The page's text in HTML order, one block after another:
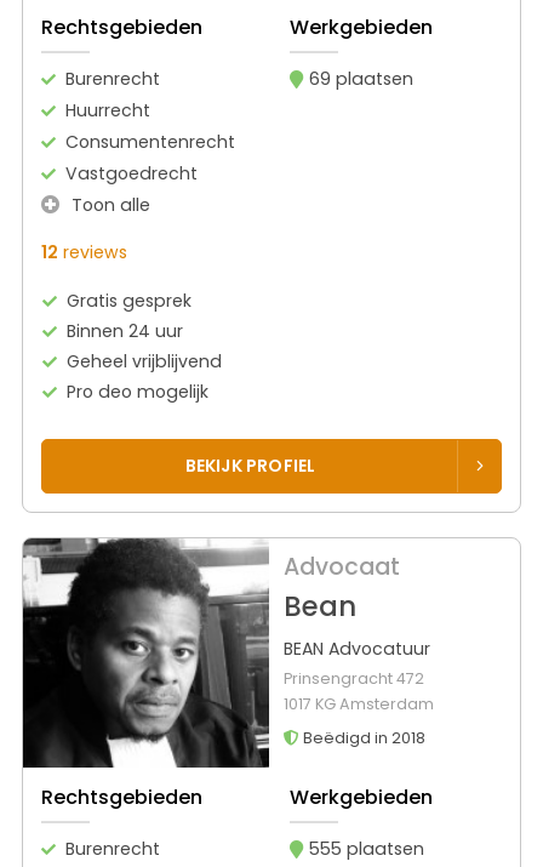
Rechtsgebieden
Burenrecht
Huurrecht
Consumentenrecht
Vastgoedrecht
Toon alle
Werkgebieden
69 plaatsen
12 reviews
Gratis gesprek
Binnen 24 uur
Geheel vrijblijvend
Pro deo mogelijk
BEKIJK PROFIEL
Advocaat
Bean
BEAN Advocatuur
Prinsengracht 472
1017 KG Amsterdam
Beëdigd in 2018
Rechtsgebieden
Burenrecht
Werkgebieden
555 plaatsen